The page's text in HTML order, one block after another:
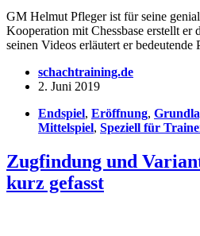
GM Helmut Pfleger ist für seine
Kooperation mit Chessbase erstellt er
seinen Videos erläutert er bedeutende
schachtraining.de
2. Juni 2019
Endspiel, Eröffnung,
Mittelspiel, Speziell für
Zugfindung und
kurz gefasst